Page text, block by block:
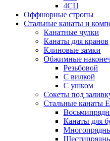
4СЦ
Оффшорные стропы
Стальные канаты и
Канатные чулки
Канаты для кранов
Клиновые замки
Обжимные
Резьбовой
С вилкой
С ушком
Сокеты под
Стальные канаты
Канаты для